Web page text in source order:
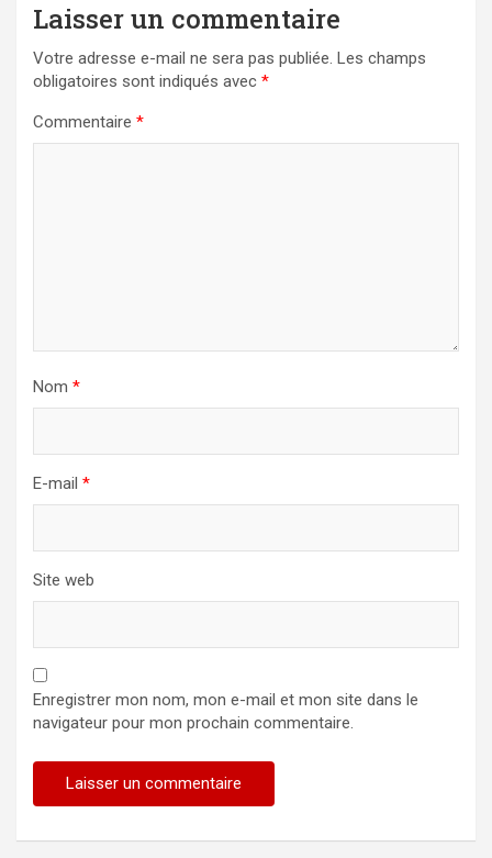
Laisser un commentaire
Votre adresse e-mail ne sera pas publiée. Les champs
obligatoires sont indiqués avec *
Commentaire *
Nom *
E-mail *
Site web
Enregistrer mon nom, mon e-mail et mon site dans le
navigateur pour mon prochain commentaire.